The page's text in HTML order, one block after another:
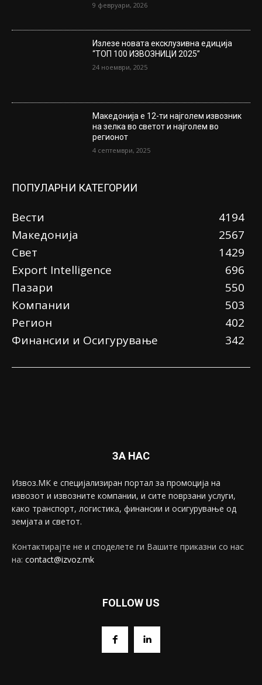
9 февруари, 2026
Излезе новата ексклузивна едиција
“ТОП 100 ИЗВОЗНИЦИ 2025”
24 ноември, 2025
Македонија е 12-ти најголем извозник
на зелка во светот и најголем во
регионот
4 септември, 2025
ПОПУЛАРНИ КАТЕГОРИИ
Вести
4194
Македонија
2567
Свет
1429
Еxport Intelligence
696
Пазари
550
Компании
503
Регион
402
Финансии и Осигурување
342
ЗА НАС
Извоз.МК е специјализиран портал за промоција на
извозот и извозните компании, и сите поврзани услуги,
како транспорт, логистика, финансии и осигурување од
земјата и светот.
Контактирајте не и споделете ги Вашите приказни со нас
на: contact@izvoz.mk
FOLLOW US